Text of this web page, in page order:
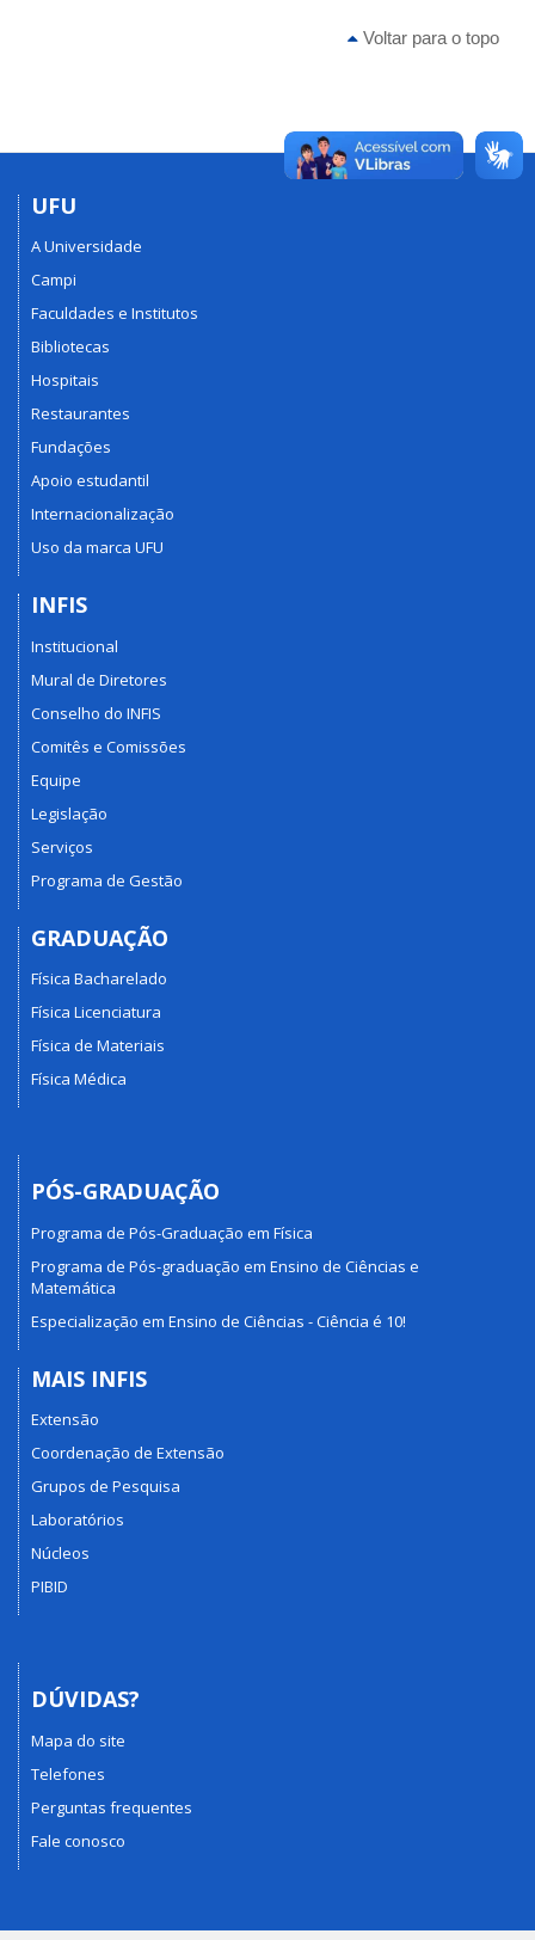
Voltar para o topo
UFU
A Universidade
Campi
Faculdades e Institutos
Bibliotecas
Hospitais
Restaurantes
Fundações
Apoio estudantil
Internacionalização
Uso da marca UFU
INFIS
Institucional
Mural de Diretores
Conselho do INFIS
Comitês e Comissões
Equipe
Legislação
Serviços
Programa de Gestão
GRADUAÇÃO
Física Bacharelado
Física Licenciatura
Física de Materiais
Física Médica
PÓS-GRADUAÇÃO
Programa de Pós-Graduação em Física
Programa de Pós-graduação em Ensino de Ciências e
Matemática
Especialização em Ensino de Ciências - Ciência é 10!
MAIS INFIS
Extensão
Coordenação de Extensão
Grupos de Pesquisa
Laboratórios
Núcleos
PIBID
DÚVIDAS?
Mapa do site
Telefones
Perguntas frequentes
Fale conosco